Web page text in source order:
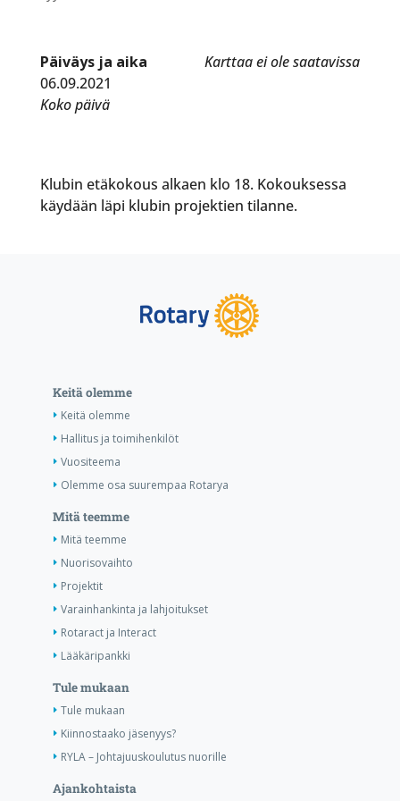
Karttaa ei ole saatavissa
Päiväys ja aika
06.09.2021
Koko päivä
Klubin etäkokous alkaen klo 18. Kokouksessa
käydään läpi klubin projektien tilanne.
Keitä olemme
Keitä olemme
Hallitus ja toimihenkilöt
Vuositeema
Olemme osa suurempaa Rotarya
Mitä teemme
Mitä teemme
Nuorisovaihto
Projektit
Varainhankinta ja lahjoitukset
Rotaract ja Interact
Lääkäripankki
Tule mukaan
Tule mukaan
Kiinnostaako jäsenyys?
RYLA – Johtajuuskoulutus nuorille
Ajankohtaista